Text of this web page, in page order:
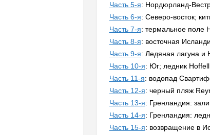
Часть 5-я: Нордюрланд-
Часть 6-я: Северо-восток;
Часть 7-я: термальное поле
Часть 8-я: восточная
Часть 9-я: Ледяная лагуна и
Часть 10-я: Юг; ледник
Часть 11-я: водопад
Часть 12-я: черный пляж
Часть 13-я: Гренландия:
Часть 14-я: Гренландия:
Часть 15-я: возвращение в